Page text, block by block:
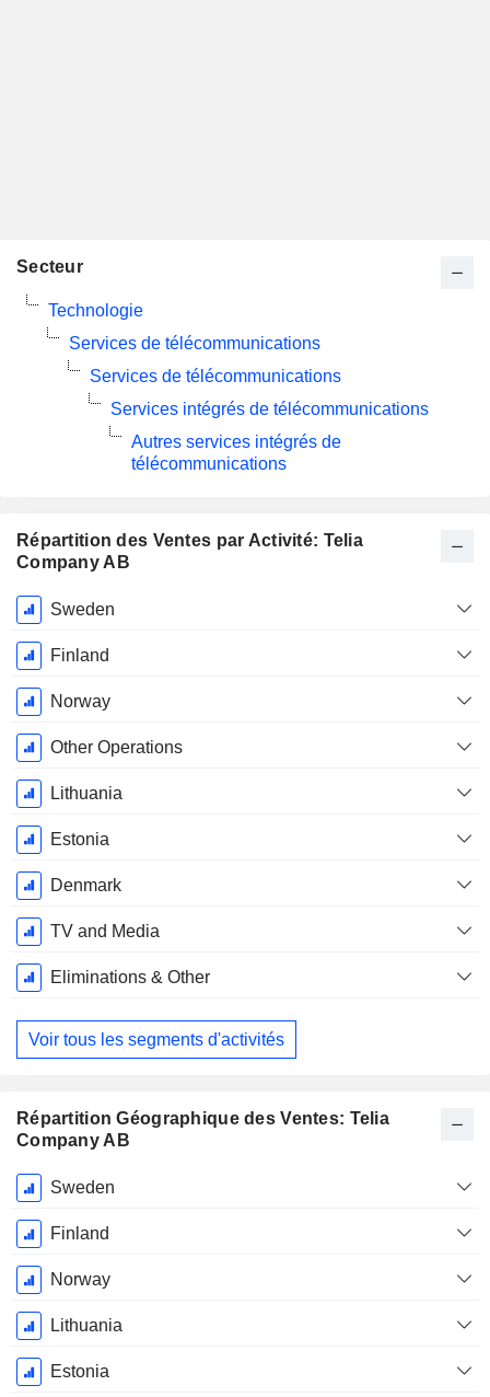
Répartition des Ventes par Activité: Telia
Company AB
Période
Fiscale:
Décembre
Sweden
Finland
Norway
Other Operations
Lithuania
Estonia
Denmark
TV and Media
Eliminations & Other
Voir tous les segments d'activités
Répartition Géographique des Ventes: Telia
Company AB
Période
Fiscale:
Décembre
Sweden
Finland
Norway
Lithuania
Estonia
Secteur
Technologie
Services de télécommunications
Services de télécommunications
Services intégrés de télécommunications
Autres services intégrés de
télécommunications